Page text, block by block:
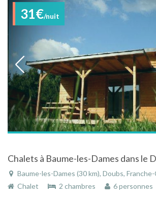
31€/nuit
Baume-les-Dames (30 km), Doubs, Franche-Comté,
Chalet
2 chambres 6 personnes